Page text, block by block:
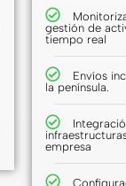
gestión de
tiempo real
Envíos
la península.
empresa